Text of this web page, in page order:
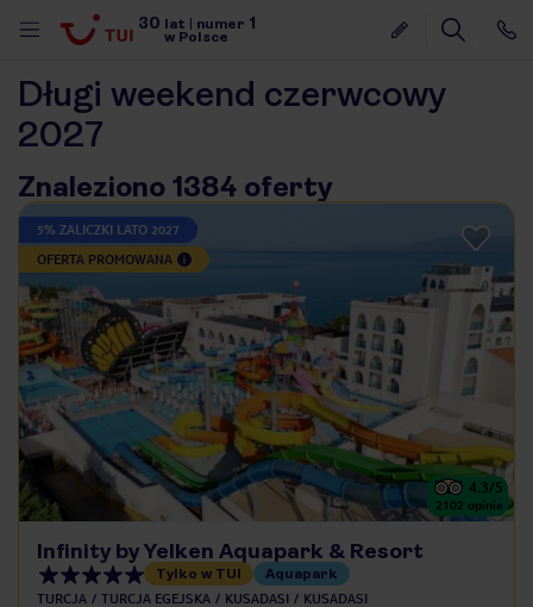
30 lat numer 1
w Polsce
Długi weekend czerwcowy
2027
Znaleziono 1384 oferty
5% ZALICZKI LATO 2027
OFERTA PROMOWANA
4.3/5
2102 opinie
Infinity by Yelken Aquapark & Resort
Tylko w TUI Aquapark
TURCJA TURCJA EGEJSKA KUSADASI KUSADASI